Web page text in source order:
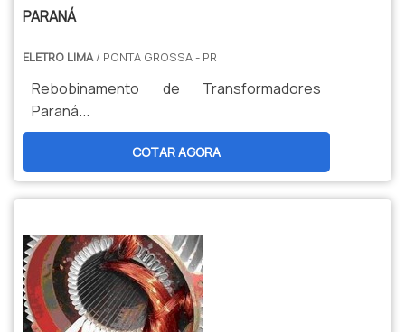
PARANÁ
ELETRO LIMA/ PONTA GROSSA - PR
Rebobinamento de Transformadores
Paraná...
COTAR AGORA